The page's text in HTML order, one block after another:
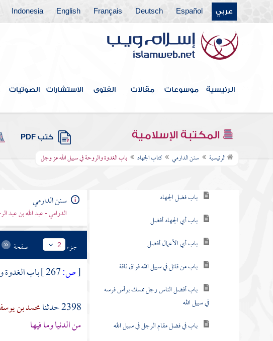
عربي Español
Deutsch
Français
English
Indonesia
الرئيسية موسوعات مقالات الفتوى الاستشارات الصوتيات
المكتبة الإسلامية كتب PDF
الرئيسية سنن الدارمي كتاب الجهاد باب الغدوة والروحة في سبيل الله عز وجل
كتاب الرؤيا
كتاب النكاح
كتاب الطلاق
كتاب الحدود
كتاب النذور والأيمان
كتاب الديات
كتاب الجهاد
باب فضل الجهاد
باب أي الجهاد أفضل
باب أي الأعمال أفضل
باب من قاتل في سبيل الله فواق ناقة
باب أفضل الناس رجل ممسك برأس فرسه
في سبيل الله
باب في فضل مقام الرجل في سبيل الله
سنن الدارمي
الدرامي - عبد الله بن عبد
جزء 2 صفحة
[ص:
باب الغدوة
2398 حدثنا
محمد بن
من الدنيا وما فيها